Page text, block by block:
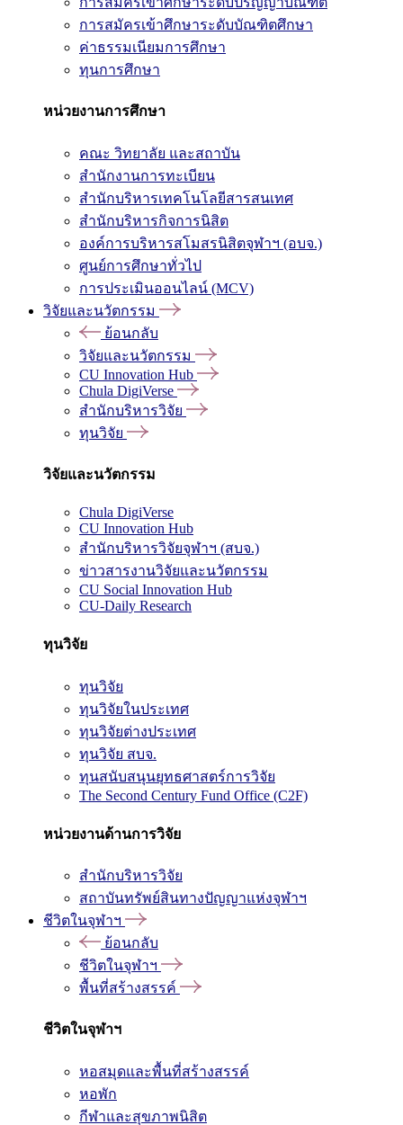
การสมัครเข้าศึกษาระดับบัณฑิตศึกษา
ค่าธรรมเนียมการศึกษา
ทุนการศึกษา
หน่วยงานการศึกษา
คณะ วิทยาลัย และสถาบัน
สำนักงานการทะเบียน
สำนักบริหารเทคโนโลยีสารสนเทศ
สำนักบริหารกิจการนิสิต
องค์การบริหารสโมสรนิสิตจุฬาฯ (อบจ.)
ศูนย์การศึกษาทั่วไป
การประเมินออนไลน์ (MCV)
วิจัยและนวัตกรรม
ย้อนกลับ
วิจัยและนวัตกรรม
CU Innovation Hub
Chula DigiVerse
สำนักบริหารวิจัย
ทุนวิจัย
วิจัยและนวัตกรรม
Chula DigiVerse
CU Innovation Hub
สำนักบริหารวิจัยจุฬาฯ (สบจ.)
ข่าวสารงานวิจัยและนวัตกรรม
CU Social Innovation Hub
CU-Daily Research
ทุนวิจัย
ทุนวิจัย
ทุนวิจัยในประเทศ
ทุนวิจัยต่างประเทศ
ทุนวิจัย สบจ.
ทุนสนับสนุนยุทธศาสตร์การวิจัย
The Second Century Fund Office (C2F)
หน่วยงานด้านการวิจัย
สำนักบริหารวิจัย
สถาบันทรัพย์สินทางปัญญาแห่งจุฬาฯ
ชีวิตในจุฬาฯ
ย้อนกลับ
ชีวิตในจุฬาฯ
พื้นที่สร้างสรรค์
ชีวิตในจุฬาฯ
หอสมุดและพื้นที่สร้างสรรค์
หอพัก
กีฬาและสุขภาพนิสิต